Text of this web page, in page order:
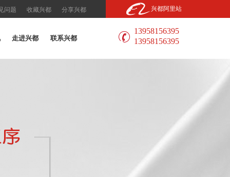
兴都阿里站
问题 收藏兴都 分享兴都
走进兴都 联系兴都
13958156395
13958156395